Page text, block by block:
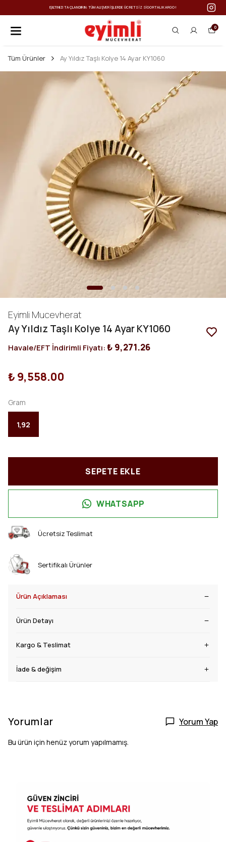
IŞILTINIZI TAÇLANDIRIN: TÜM ALIŞVERIŞLERDE ÜCRETSIZ SIGORTALI KARGO!
0
Tüm Ürünler Ay Yıldız Taşlı Kolye 14 Ayar KY1060
Eyimli Mucevherat
Ay Yıldız Taşlı Kolye 14 Ayar KY1060
Havale/EFT İndirimli Fiyatı:₺ 9,271.26
₺ 9,558.00
Gram
1,92
SEPETE EKLE
WHATSAPP
Ücretsiz Teslimat
Sertifikalı Ürünler
Ürün Açıklaması
Ürün Detayı
Kargo & Teslimat
İade & değişim
Yorumlar Yorum Yap
Bu ürün için henüz yorum yapılmamış.